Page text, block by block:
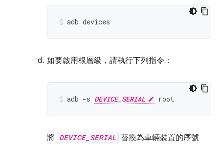
adb devices
如要啟用根層級，請執行下列指令：
adb -s DEVICE_SERIAL root
將 DEVICE_SERIAL 替換為車輛裝置的序號